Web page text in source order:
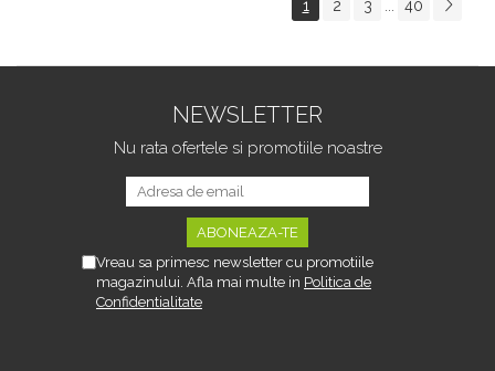
sau Portbagajului,
1 2 3 ... 40
NEWSLETTER
Nu rata ofertele si promotiile noastre
Vreau sa primesc newsletter cu promotiile
magazinului. Afla mai multe in Politica de
Confidentialitate